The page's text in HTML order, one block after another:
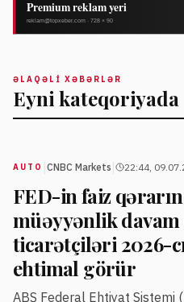
ƏLAQƏLI XƏBƏRLƏR
Eyni kateqoriyada
AUTO CNBC Markets 22:44,
FED-in faiz
müəyyənlik
ticarətçiləri 2026-
ehtimal görür
ABŞ Federal Ehtiyat Sistemi